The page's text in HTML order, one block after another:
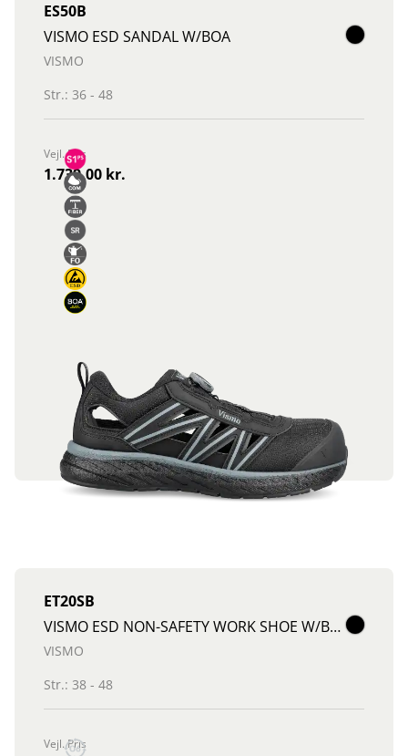
ES50B
VISMO ESD SANDAL W/BOA
VISMO
Str.: 36 - 48
Vejl. Pris
1.739,00 kr.
ET20SB
VISMO ESD NON-SAFETY WORK SHOE W/BOA
VISMO
Str.: 38 - 48
Vejl. Pris